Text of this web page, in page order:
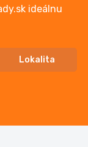
ideálnu
Lokalita